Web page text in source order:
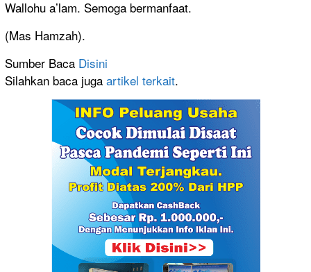
Wallohu a’lam. Semoga bermanfaat.
(Mas Hamzah).
Sumber Baca Disini
Silahkan baca juga artikel terkait.